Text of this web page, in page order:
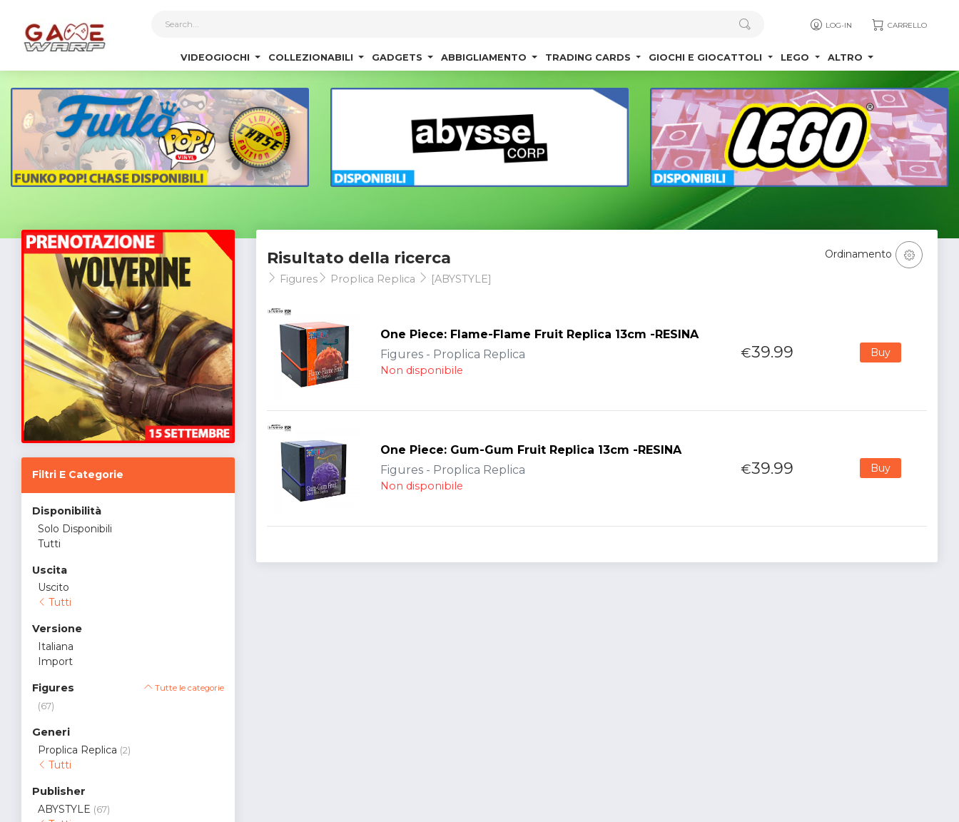
LOG-IN CARRELLO
VIDEOGIOCHI COLLEZIONABILI GADGETS ABBIGLIAMENTO TRADING CARDS GIOCHI E GIOCATTOLI LEGO ALTRO
Filtri E Categorie
Disponibilità
Solo Disponibili
Tutti
Uscita
Uscito
Tutti
Versione
Italiana
Import
Figures Tutte le categorie
(67)
Generi
Proplica Replica (2)
Tutti
Publisher
ABYSTYLE (67)
Risultato della ricerca
Figures Proplica Replica [ABYSTYLE]
Ordinamento
One Piece: Flame-Flame Fruit Replica 13cm -RESINA
Figures - Proplica Replica
Non disponibile
€39.99 Buy
One Piece: Gum-Gum Fruit Replica 13cm -RESINA
Figures - Proplica Replica
Non disponibile
€39.99 Buy